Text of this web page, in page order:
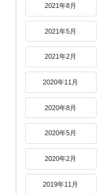
2021年8月
2021年5月
2021年2月
2020年11月
2020年8月
2020年5月
2020年2月
2019年11月